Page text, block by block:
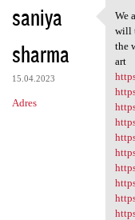
saniya
sharma
15.04.2023
Adres
We
We
will
the
art